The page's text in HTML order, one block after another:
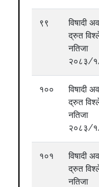
९९
विषादी
द्रुत
नतिजा
२०८३/
१००
विषादी
द्रुत
नतिजा
२०८३/
१०१
विषादी
द्रुत
नतिजा